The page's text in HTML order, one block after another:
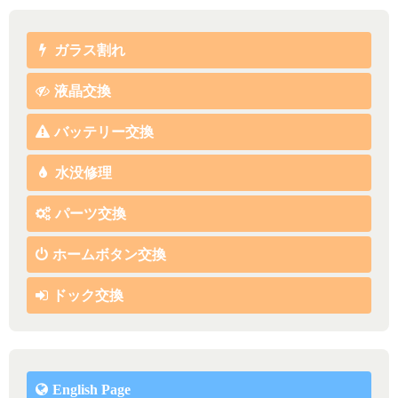
ガラス割れ
液晶交換
バッテリー交換
水没修理
パーツ交換
ホームボタン交換
ドック交換
English Page